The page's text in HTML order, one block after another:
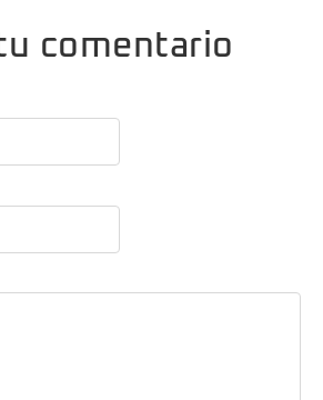
comentario